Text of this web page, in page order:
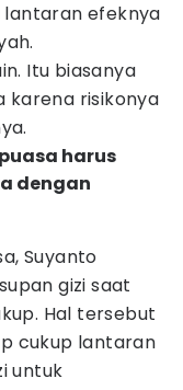
efeknya
Itu biasanya
karena risikonya
harus
dengan
Suyanto
gizi saat
Hal tersebut
cukup lantaran
untuk